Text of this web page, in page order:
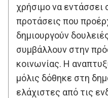
χρήσιμο να εντάσσει
προτάσεις που
δημιουργούν
συμβάλλουν στην
κοινωνίας. Η
μόλις δόθηκε στη
ελάχιστες από τις